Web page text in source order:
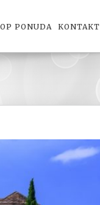
PONUDA KONTAKT